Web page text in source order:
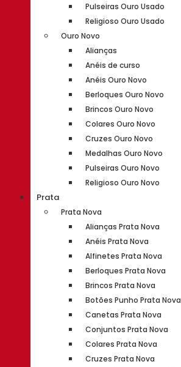
Pulseiras Ouro Usado
Religioso Ouro Usado
Ouro Novo
Alianças
Anéis de curso
Anéis Ouro Novo
Berloques Ouro Novo
Brincos Ouro Novo
Colares Ouro Novo
Cruzes Ouro Novo
Medalhas Ouro Novo
Pulseiras Ouro Novo
Religioso Ouro Novo
Prata
Prata Nova
Alianças Prata Nova
Anéis Prata Nova
Alfinetes Prata Nova
Berloques Prata Nova
Brincos Prata Nova
Botões Punho Prata Nova
Canetas Prata Nova
Conjuntos Prata Nova
Colares Prata Nova
Cruzes Prata Nova